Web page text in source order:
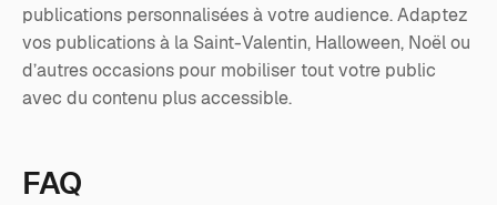
publications personnalisées à votre audience. Adaptez
vos publications à la Saint-Valentin, Halloween, Noël ou
d’autres occasions pour mobiliser tout votre public
avec du contenu plus accessible.
FAQ